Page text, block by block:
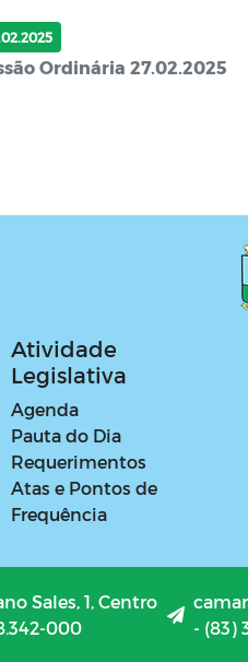
Ordinária 27.02.2025
Atividade
Legislativa
Agenda
Pauta do Dia
Requerimentos
Atas e Pontos de
Frequência
Sales, 1, Centro
000
- (83)